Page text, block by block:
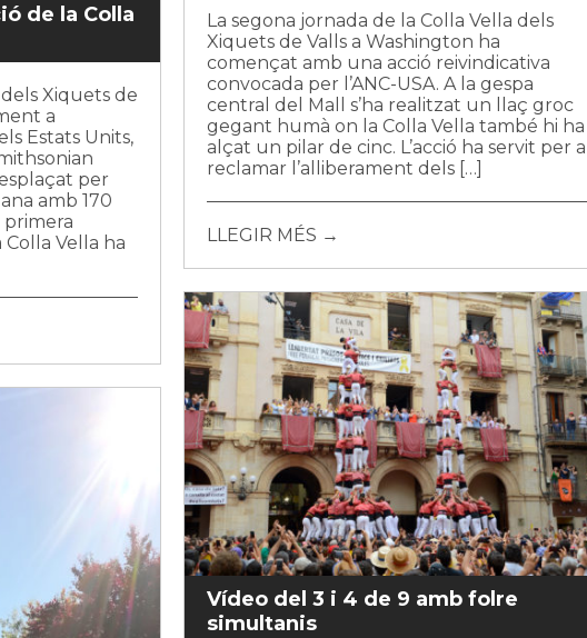
La segona jornada de la Colla Vella dels
Xiquets de Valls a Washington ha
començat amb una acció reivindicativa
convocada per l’ANC-USA. A la gespa
central del Mall s’ha realitzat un llaç groc
gegant humà on la Colla Vella també hi ha
alçat un pilar de cinc. L’acció ha servit per a
reclamar l’alliberament dels […]
LLEGIR MÉS →
de la Colla
dels Xiquets de
a
Estats Units,
per
amb 170
primera
Vella ha
Vídeo del 3 i 4 de 9 amb folre
simultanis